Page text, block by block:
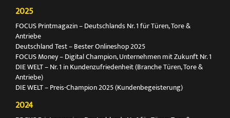
2025
FOCUS Printmagazin – Deutschlands Nr. 1 für Türen, Tore &
Antriebe
Deutschland Test – Bester Onlineshop 2025
FOCUS Money – Digital Champion, Unternehmen mit Zukunft Nr. 1
DIE WELT – Nr. 1 in Kundenzufriedenheit (Branche Türen, Tore &
Antriebe)
DIE WELT – Preis-Champion 2025 (Kundenbegeisterung)
2024